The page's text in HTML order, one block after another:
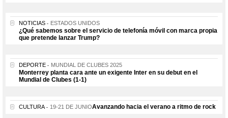
NOTICIAS ESTADOS UNIDOS
¿Qué sabemos sobre el servicio de telefonía móvil con marca propia
que pretende lanzar Trump?
DEPORTE MUNDIAL DE CLUBES 2025
Monterrey planta cara ante un exigente Inter en su debut en el
Mundial de Clubes (1-1)
CULTURA 19-21 DE JUNIOAvanzando hacia el verano a ritmo de rock